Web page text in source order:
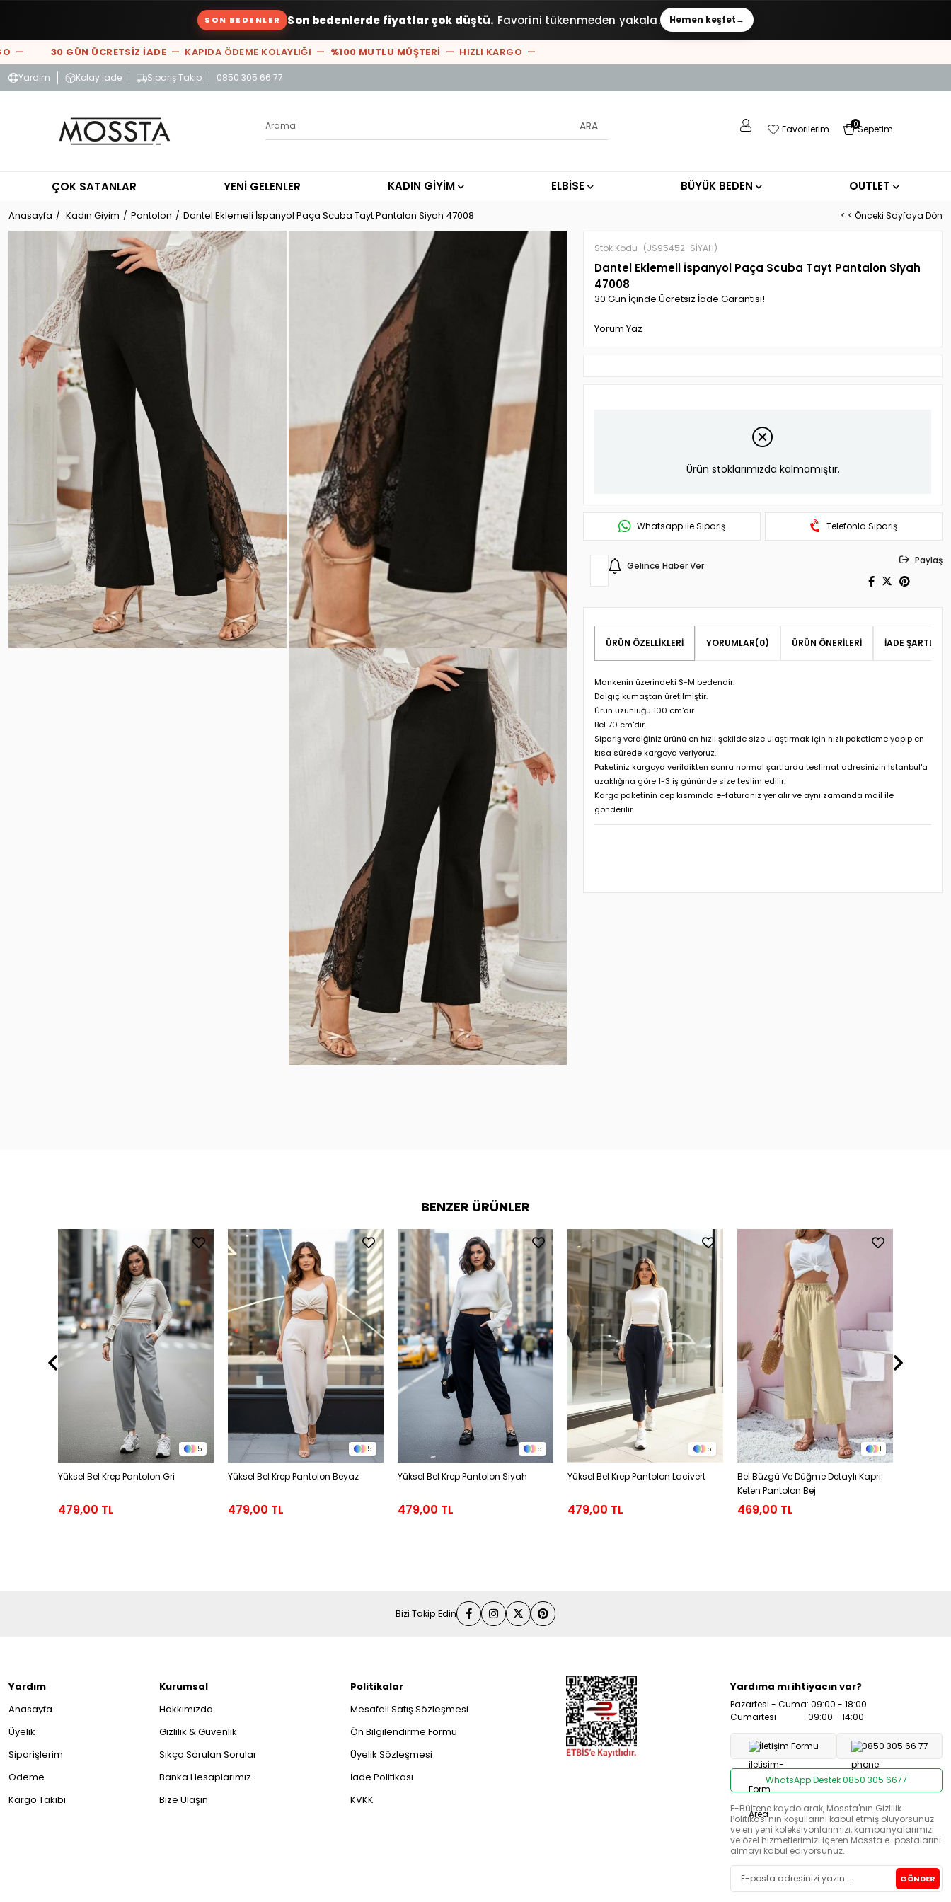
SON BEDENLER Son bedenlerde fiyatlar çok düştü. Favorini tükenmeden yakala. Hemen keşfet→
— 30 GÜN ÜCRETSİZ İADE— KAPIDA ÖDEME KOLAYLIĞI — %100 MUTLU MÜŞTERİ— HIZLI KARGO —
Yardım Kolay İade Sipariş Takip 0850 305 66 77
Sepetim
0
Favorilerim
ÇOK SATANLAR YENİ GELENLER KADIN GİYİM ELBİSE BÜYÜK BEDEN OUTLET
Anasayfa Kadın Giyim Pantolon Dantel Eklemeli İspanyol Paça Scuba Tayt Pantalon Siyah 47008 < < Önceki Sayfaya Dön
Stok Kodu (JS95452-SİYAH)
Dantel Eklemeli İspanyol Paça Scuba Tayt Pantalon Siyah
47008
30 Gün İçinde Ücretsiz İade Garantisi!
Yorum Yaz
Ürün stoklarımızda kalmamıştır.
Whatsapp ile Sipariş Telefonla Sipariş
Gelince Haber Ver Paylaş
ÜRÜN ÖZELLIKLERI YORUMLAR(0) ÜRÜN ÖNERILERI İADE ŞARTLARI
Mankenin üzerindeki S-M bedendir.
Dalgıç kumaştan üretilmiştir.
Ürün uzunluğu 100 cm'dir.
Bel 70 cm'dir.
Sipariş verdiğiniz ürünü en hızlı şekilde size ulaştırmak için hızlı paketleme yapıp en
kısa sürede kargoya veriyoruz.
Paketiniz kargoya verildikten sonra normal şartlarda teslimat adresinizin İstanbul'a
uzaklığına göre 1-3 iş gününde size teslim edilir.
Kargo paketinin cep kısmında e-faturanız yer alır ve aynı zamanda mail ile
gönderilir.
BENZER ÜRÜNLER
5
Yüksel Bel Krep Pantolon Gri
479,00 TL
5
Yüksel Bel Krep Pantolon Beyaz
479,00 TL
5
Yüksel Bel Krep Pantolon Siyah
479,00 TL
5
Yüksel Bel Krep Pantolon Lacivert
479,00 TL
1
Bel Büzgü Ve Düğme Detaylı Kapri
Keten Pantolon Bej
469,00 TL
Bizi Takip Edin
Yardım
Anasayfa
Üyelik
Siparişlerim
Ödeme
Kargo Takibi
Kurumsal
Hakkımızda
Gizlilik & Güvenlik
Sıkça Sorulan Sorular
Banka Hesaplarımız
Bize Ulaşın
Politikalar
Mesafeli Satış Sözleşmesi
Ön Bilgilendirme Formu
Üyelik Sözleşmesi
İade Politikası
KVKK
Yardıma mı ihtiyacın var?
Pazartesi - Cuma: 09:00 - 18:00
Cumartesi : 09:00 - 14:00
İletişim Formu 0850 305 66 77
WhatsApp Destek 0850 305 6677
E-Bültene kaydolarak, Mossta'nın Gizlilik
Politikası'nın koşullarını kabul etmiş oluyorsunuz
ve en yeni koleksiyonlarımızı, kampanyalarımızı
ve özel hizmetlerimizi içeren Mossta e-postalarını
almayı kabul ediyorsunuz.
GÖNDER